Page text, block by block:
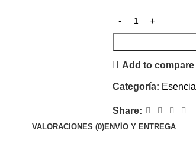
Add to compare
Categoría:
Share:
VALORACIONES (0)ENVÍO Y ENTREGA